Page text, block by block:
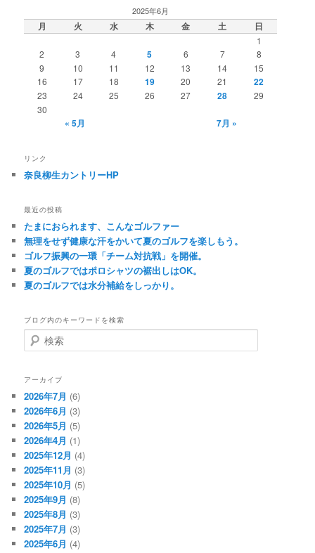
2025年6月
月 火 水 木 金 土 日
1
2
3 4 5 6 7
8
9
10 11 12 13 14
15
16
17 18 19 20 21 22
23 24 25 26 27 28
29
30
« 5月 7月 »
リンク
奈良柳生カントリーHP
最近の投稿
たまにおられます、こんなゴルファー
無理をせず健康な汗をかいて夏のゴルフを楽しもう。
ゴルフ振興の一環「チーム対抗戦」を開催。
夏のゴルフではポロシャツの裾出しはOK。
夏のゴルフでは水分補給をしっかり。
ブログ内のキーワードを検索
検
索
アーカイブ
2026年7月 (6)
2026年6月 (3)
2026年5月 (5)
2026年4月 (1)
2025年12月 (4)
2025年11月 (3)
2025年10月 (5)
2025年9月 (8)
2025年8月 (3)
2025年7月 (3)
2025年6月 (4)